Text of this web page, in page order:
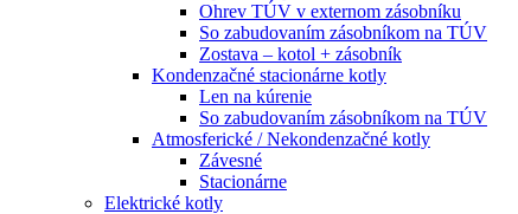
Ohrev TÚV v externom zásobníku
So zabudovaním zásobníkom na TÚV
Zostava – kotol + zásobník
Kondenzačné stacionárne kotly
Len na kúrenie
So zabudovaním zásobníkom na TÚV
Atmosferické / Nekondenzačné kotly
Závesné
Stacionárne
Elektrické kotly